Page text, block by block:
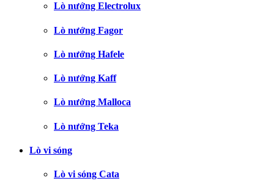
Lò nướng Electrolux
Lò nướng Fagor
Lò nướng Hafele
Lò nướng Kaff
Lò nướng Malloca
Lò nướng Teka
Lò vi sóng
Lò vi sóng Cata